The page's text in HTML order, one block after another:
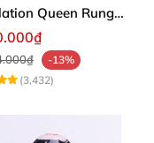
Queen Rung
Sưởi Ấm Xuất
-13%
(3,432)